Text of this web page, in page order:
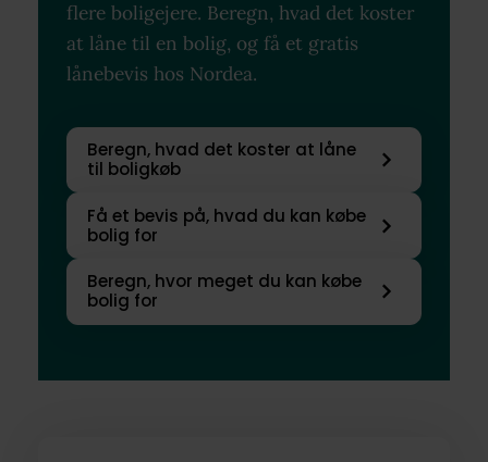
flere boligejere. Beregn, hvad det koster
at låne til en bolig, og få et gratis
lånebevis hos Nordea.
Beregn, hvad det koster at låne
til boligkøb
Få et bevis på, hvad du kan købe
bolig for
Beregn, hvor meget du kan købe
bolig for